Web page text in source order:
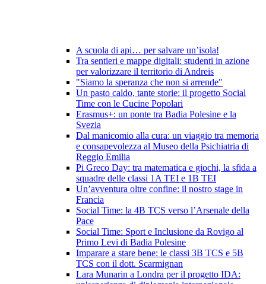
A scuola di api… per salvare un’isola!
Tra sentieri e mappe digitali: studenti in azione
per valorizzare il territorio di Andreis
"Siamo la speranza che non si arrende"
Un pasto caldo, tante storie: il progetto Social
Time con le Cucine Popolari
Erasmus+: un ponte tra Badia Polesine e la
Svezia
Dal manicomio alla cura: un viaggio tra memoria
e consapevolezza al Museo della Psichiatria di
Reggio Emilia
Pi Greco Day: tra matematica e giochi, la sfida a
squadre delle classi 1A TEI e 1B TEI
Un’avventura oltre confine: il nostro stage in
Francia
Social Time: la 4B TCS verso l’Arsenale della
Pace
Social Time: Sport e Inclusione da Rovigo al
Primo Levi di Badia Polesine
Imparare a stare bene: le classi 3B TCS e 5B
TCS con il dott. Scarmignan
Lara Munarin a Londra per il progetto IDA: